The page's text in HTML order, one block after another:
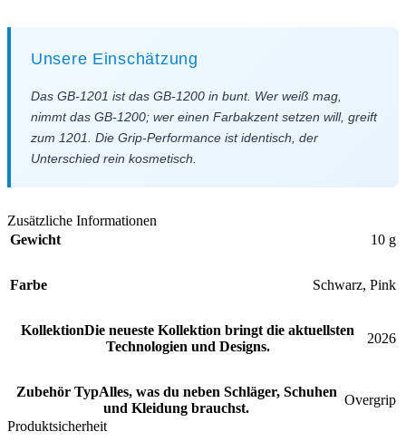
Unsere Einschätzung
Das GB-1201 ist das GB-1200 in bunt. Wer weiß mag,
nimmt das GB-1200; wer einen Farbakzent setzen will, greift
zum 1201. Die Grip-Performance ist identisch, der
Unterschied rein kosmetisch.
Zusätzliche Informationen
Gewicht
10 g
Farbe Schwarz, Pink
KollektionDie neueste Kollektion bringt die aktuellsten
Technologien und Designs.
2026
Zubehör TypAlles, was du neben Schläger, Schuhen
und Kleidung brauchst.
Overgrip
Produktsicherheit